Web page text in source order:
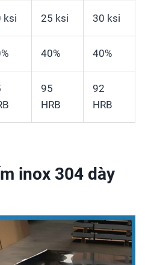
ksi 25 ksi 30 ksi
40% 40%
95
HRB
92
HRB
inox 304 dày